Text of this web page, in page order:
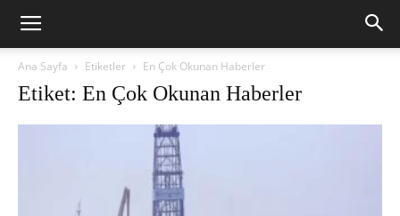
Ana Sayfa Etiketler En Çok Okunan Haberler
Etiket: En Çok Okunan Haberler